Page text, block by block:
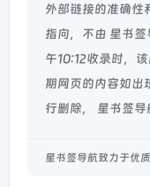
外部链接的准确性
指向，不由 星书
午10:12收录时，
期网页的内容如出
行删除， 星书签导
星书签导航致力于优